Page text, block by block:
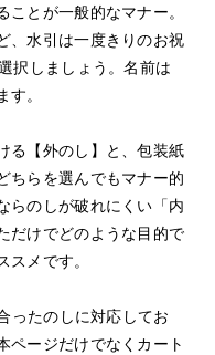
とが一般的なマナー。
、水引は一度きりのお祝
択しましょう。名前は
す。
る【外のし】と、包装紙
ちらを選んでもマナー的
らのしが破れにくい「内
だけでどのような目的で
メです。
ったのしに対応してお
ページだけでなくカート